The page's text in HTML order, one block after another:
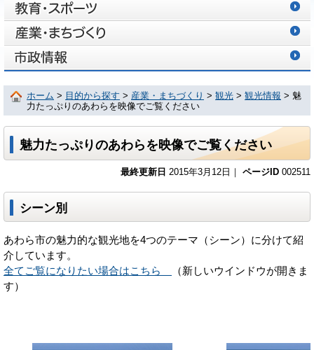
ホーム > 目的から探す > 産業・まちづくり > 観光 > 観光情報 > 魅
力たっぷりのあわらを映像でご覧ください
魅力たっぷりのあわらを映像でご覧ください
最終更新日 2015年3月12日｜ ページID 002511
シーン別
あわら市の魅力的な観光地を4つのテーマ（シーン）に分けて紹
介しています。
全てご覧になりたい場合はこちら
（新しいウインドウが開きま
す）